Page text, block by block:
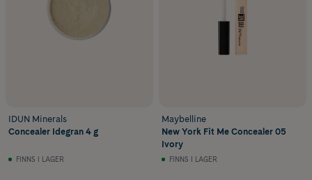
IDUN Minerals
Concealer Idegran 4 g
FINNS I LAGER
Maybelline
New York Fit Me Concealer 05
Ivory
FINNS I LAGER